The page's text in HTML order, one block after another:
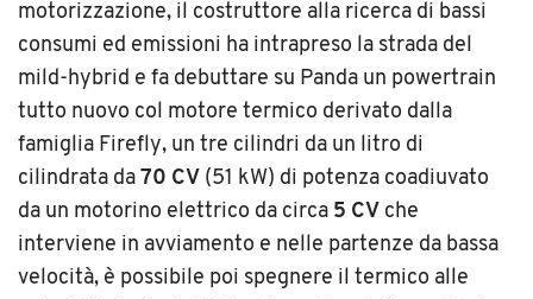
motorizzazione, il costruttore alla ricerca di bassi
consumi ed emissioni ha intrapreso la strada del
mild-hybrid e fa debuttare su Panda un powertrain
tutto nuovo col motore termico derivato dalla
famiglia Firefly, un tre cilindri da un litro di
cilindrata da 70 CV (51 kW) di potenza coadiuvato
da un motorino elettrico da circa 5 CV che
interviene in avviamento e nelle partenze da bassa
velocità, è possibile poi spegnere il termico alle